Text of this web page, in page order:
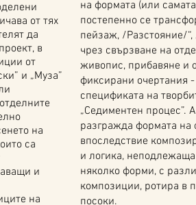
от тях
да
в
от
и „Муза”
на
са
и
на
на формата (или
постепенно се
пейзаж, /Разстояние/
чрез свързване на
живопис, прибавяне и
фиксирани очертания
спецификата на
„Седиментен процес”.
разгражда формата на
впоследствие
и логика, неподлежаща
няколко форми, с
композиции, ротира в
посоки.